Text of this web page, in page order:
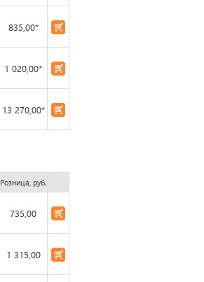
835,00*
1 020,00*
13 270,00*
Розница, руб.
735,00
1 315,00